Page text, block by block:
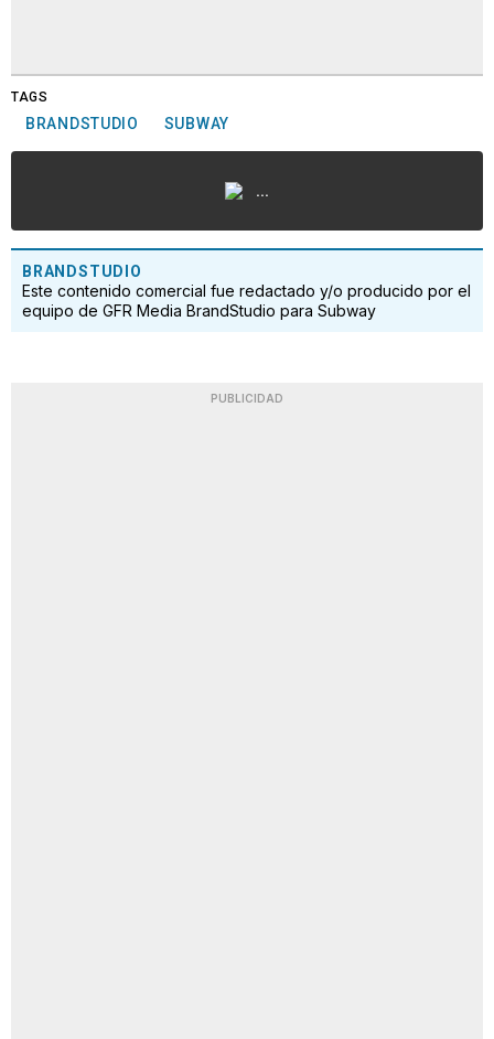
TAGS
BRANDSTUDIO SUBWAY
...
BRANDSTUDIO
Este contenido comercial fue redactado y/o producido por el
equipo de GFR Media BrandStudio para Subway
PUBLICIDAD